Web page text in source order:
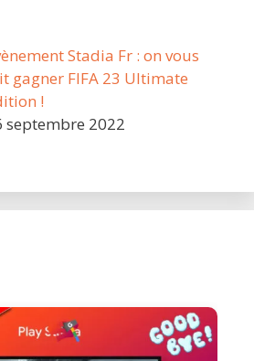
Stadia Fr : on vous
gagner FIFA 23 Ultimate
!
septembre 2022